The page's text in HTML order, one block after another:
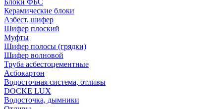
Блоки ФБС
Керамические блоки
Азбест, шифер
Шифер плоский
Муфты
Шифер полосы (грядки)
Шифер волновой
Труба асбестоцементные
Асбокартон
Водосточная система, отливы
DOCKE LUX
Водосточка, дымники